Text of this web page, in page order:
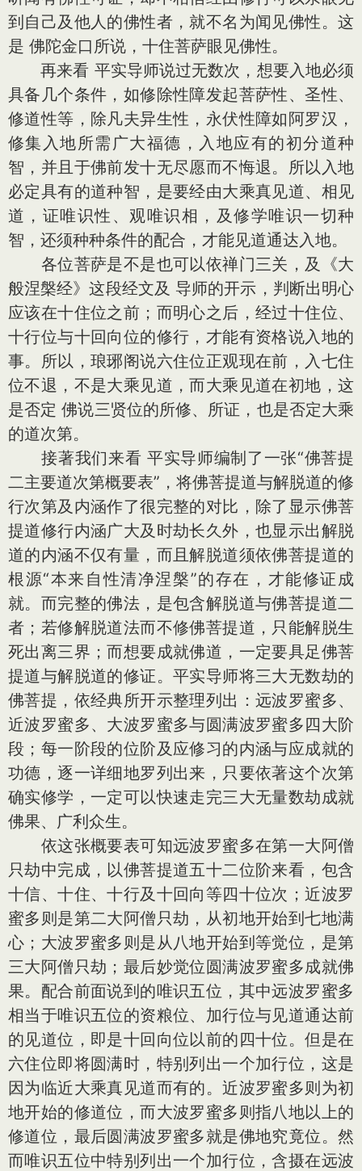
到自己及他人的佛性者，就不名为闻见佛性。这
是 佛陀金口所说，十住菩萨眼见佛性。
再来看 平实导师说过无数次，想要入地必须
具备几个条件，如修除性障发起菩萨性、圣性、
修道性等，除凡夫异生性，永伏性障如阿罗汉，
修集入地所需广大福德，入地应有的初分道种
智，并且于佛前发十无尽愿而不悔退。所以入地
必定具有的道种智，是要经由大乘真见道、相见
道，证唯识性、观唯识相，及修学唯识一切种
智，还须种种条件的配合，才能见道通达入地。
各位菩萨是不是也可以依禅门三关，及《大
般涅槃经》这段经文及 导师的开示，判断出明心
应该在十住位之前；而明心之后，经过十住位、
十行位与十回向位的修行，才能有资格说入地的
事。所以，琅琊阁说六住位正观现在前，入七住
位不退，不是大乘见道，而大乘见道在初地，这
是否定 佛说三贤位的所修、所证，也是否定大乘
的道次第。
接著我们来看 平实导师编制了一张“佛菩提
二主要道次第概要表”，将佛菩提道与解脱道的修
行次第及内涵作了很完整的对比，除了显示佛菩
提道修行内涵广大及时劫长久外，也显示出解脱
道的内涵不仅有量，而且解脱道须依佛菩提道的
根源“本来自性清净涅槃”的存在，才能修证成
就。而完整的佛法，是包含解脱道与佛菩提道二
者；若修解脱道法而不修佛菩提道，只能解脱生
死出离三界；而想要成就佛道，一定要具足佛菩
提道与解脱道的修证。平实导师将三大无数劫的
佛菩提，依经典所开示整理列出：远波罗蜜多、
近波罗蜜多、大波罗蜜多与圆满波罗蜜多四大阶
段；每一阶段的位阶及应修习的内涵与应成就的
功德，逐一详细地罗列出来，只要依著这个次第
确实修学，一定可以快速走完三大无量数劫成就
佛果、广利众生。
依这张概要表可知远波罗蜜多在第一大阿僧
只劫中完成，以佛菩提道五十二位阶来看，包含
十信、十住、十行及十回向等四十位次；近波罗
蜜多则是第二大阿僧只劫，从初地开始到七地满
心；大波罗蜜多则是从八地开始到等觉位，是第
三大阿僧只劫；最后妙觉位圆满波罗蜜多成就佛
果。配合前面说到的唯识五位，其中远波罗蜜多
相当于唯识五位的资粮位、加行位与见道通达前
的见道位，即是十回向位以前的四十位。但是在
六住位即将圆满时，特别列出一个加行位，这是
因为临近大乘真见道而有的。近波罗蜜多则为初
地开始的修道位，而大波罗蜜多则指八地以上的
修道位，最后圆满波罗蜜多就是佛地究竟位。然
而唯识五位中特别列出一个加行位，含摄在远波